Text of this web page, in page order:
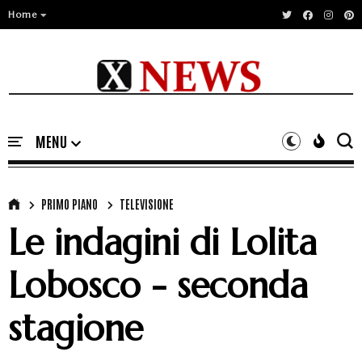
Home
PRIMO PIANO TELEVISIONE
Le indagini di Lolita
Lobosco - seconda
stagione